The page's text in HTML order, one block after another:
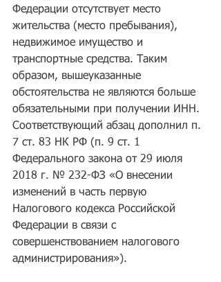
Федерации отсутствует место
жительства (место пребывания),
недвижимое имущество и
транспортные средства. Таким
образом, вышеуказанные
обстоятельства не являются больше
обязательными при получении ИНН.
Соответствующий абзац дополнил п.
7 ст. 83 НК РФ (п. 9 ст. 1
Федерального закона от 29 июля
2018 г. № 232-ФЗ «О внесении
изменений в часть первую
Налогового кодекса Российской
Федерации в связи с
совершенствованием налогового
администрирования»).